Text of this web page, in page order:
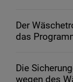
Der
das
Die
wegen des